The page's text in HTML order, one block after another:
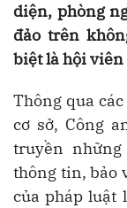
diện, phòng
đảo trên
biệt là hội
Thông qua
cơ sở, Công
truyền
thông tin, bảo
của pháp luật